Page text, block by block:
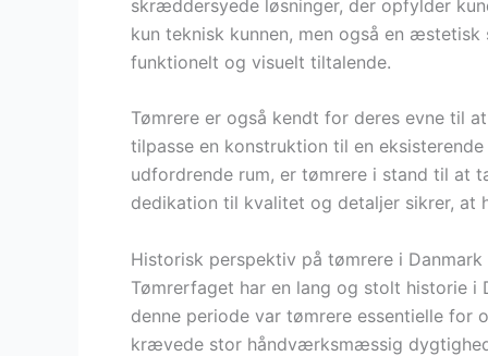
skræddersyede løsninger, der opfylder
kun teknisk kunnen, men også en
funktionelt og visuelt tiltalende.
Tømrere er også kendt for deres evne til
tilpasse en konstruktion til en
udfordrende rum, er tømrere i stand til at
dedikation til kvalitet og detaljer sikrer, at
Historisk perspektiv på tømrere i Danmark
Tømrerfaget har en lang og stolt historie
denne periode var tømrere essentielle for
krævede stor håndværksmæssig